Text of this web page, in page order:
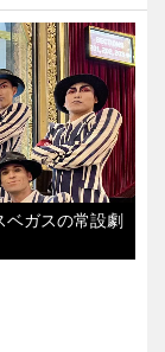
ベガスの常設劇